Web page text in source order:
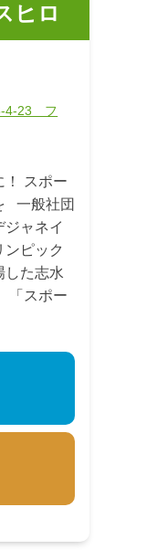
ヒロ
4-23 フ
！ スポー
一般社団
ャネイ
ンピック
した志水
「スポー